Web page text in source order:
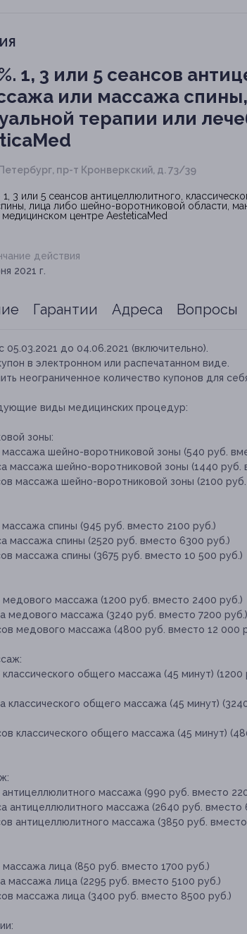
1, 3 или 5 сеансов
или массажа
терапии или
пр-т Кронверкский, д. 73/39
действия
2021 г.
Гарантии Адреса Вопросы
с 05.03.2021 до 04.06.2021 (включительно).
в электронном или распечатанном виде.
неограниченное количество купонов для
виды медицинских процедур:
зоны:
массажа шейно-воротниковой зоны (540 руб.
массажа шейно-воротниковой зоны (1440 руб.
массажа шейно-воротниковой зоны (2100
спины (945 руб. вместо 2100 руб.)
массажа спины (2520 руб. вместо 6300 руб.)
массажа спины (3675 руб. вместо 10 500 руб.)
медового массажа (1200 руб. вместо 2400 руб.)
медового массажа (3240 руб. вместо 7200 руб.)
медового массажа (4800 руб. вместо 12 000
общего массажа (45 минут) (1200
классического общего массажа (45 минут)
классического общего массажа (45 минут)
массажа (990 руб. вместо
антицеллюлитного массажа (2640 руб. вместо
антицеллюлитного массажа (3850 руб.
лица (850 руб. вместо 1700 руб.)
массажа лица (2295 руб. вместо 5100 руб.)
массажа лица (3400 руб. вместо 8500 руб.)